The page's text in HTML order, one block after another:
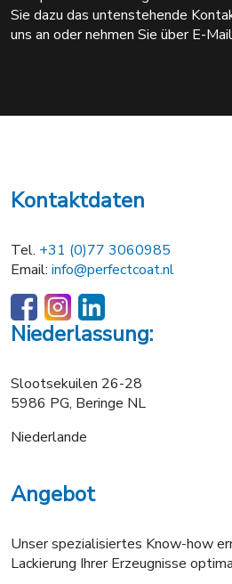
Sie dazu das untenstehende
uns an oder nehmen Sie über E-
Kontaktdaten
Tel. +31 (0)77 3060985
Email: info@perfectcoat.nl
Niederlassung:
Slootsekuilen 26-28
5986 PG, Beringe NL
Niederlande
Angebot
Unser spezialisiertes Know-how
Lackierung Ihrer Erzeugnisse